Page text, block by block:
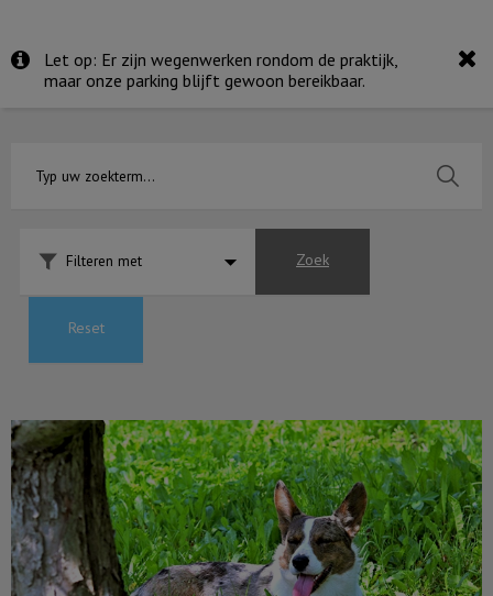
Let op: Er zijn wegenwerken rondom de praktijk,
maar onze parking blijft gewoon bereikbaar.
Filteren met Zoek
Reset
Oververhitting bij de hond